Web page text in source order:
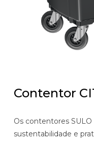
Contentor
Os contentores
sustentabilidade e